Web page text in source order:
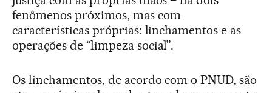
fenômenos próximos, mas com
características próprias: linchamentos e as
operações de “limpeza social”.
Os linchamentos, de acordo com o PNUD, são